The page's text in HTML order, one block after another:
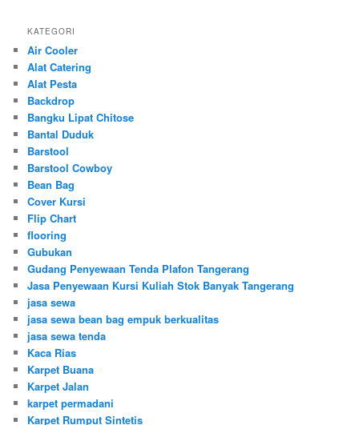
KATEGORI
Air Cooler
Alat Catering
Alat Pesta
Backdrop
Bangku Lipat Chitose
Bantal Duduk
Barstool
Barstool Cowboy
Bean Bag
Cover Kursi
Flip Chart
flooring
Gubukan
Gudang Penyewaan Tenda Plafon Tangerang
Jasa Penyewaan Kursi Kuliah Stok Banyak Tangerang
jasa sewa
jasa sewa bean bag empuk berkualitas
jasa sewa tenda
Kaca Rias
Karpet Buana
Karpet Jalan
karpet permadani
Karpet Rumput Sintetis